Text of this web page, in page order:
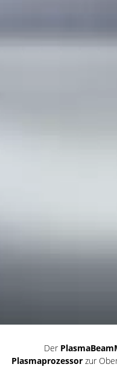
Der
Plasmaprozessor zur